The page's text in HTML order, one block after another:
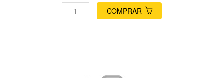
COMPRAR